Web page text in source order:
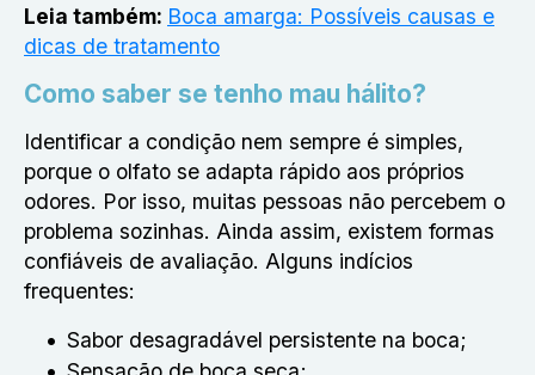
Leia também: Boca amarga: Possíveis causas e
dicas de tratamento
Como saber se tenho mau hálito?
Identificar a condição nem sempre é simples,
porque o olfato se adapta rápido aos próprios
odores. Por isso, muitas pessoas não percebem o
problema sozinhas. Ainda assim, existem formas
confiáveis de avaliação. Alguns indícios
frequentes:
Sabor desagradável persistente na boca;